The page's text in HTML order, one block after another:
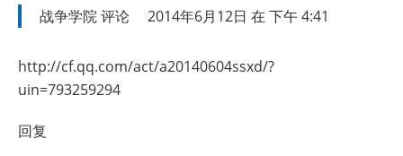
战争学院评论 2014年6月12日 在 下午 4:41
http://cf.qq.com/act/a20140604ssxd/?
uin=793259294
回复